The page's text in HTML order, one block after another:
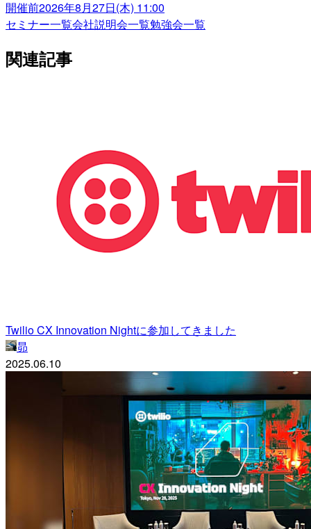
開催前2026年8月27日(木) 11:00
セミナー一覧会社説明会一覧勉強会一覧
関連記事
Twilio CX Innovation Nightに参加してきました
昴
2025.06.10